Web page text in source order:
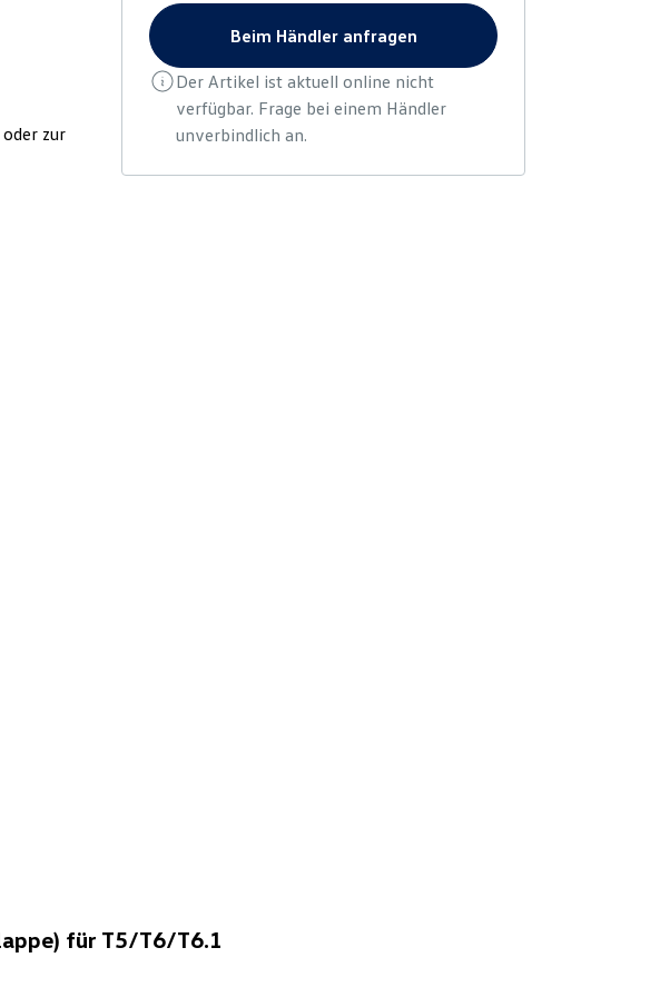
zur
Beim Händler anfragen
Der Artikel ist aktuell online nicht
verfügbar. Frage bei einem Händler
unverbindlich an.
für T5/T6/T6.1